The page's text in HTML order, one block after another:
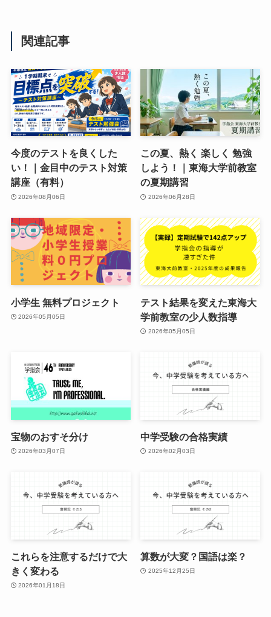
関連記事
今度のテストを良くした
い！｜金目中のテスト対策
講座（有料）
2026年08月06日
この夏、熱く 楽しく 勉強
しよう！｜東海大学前教室
の夏期講習
2026年06月28日
小学生 無料プロジェクト
2026年05月05日
テスト結果を変えた東海大
学前教室の少人数指導
2026年05月05日
宝物のおすそ分け
2026年03月07日
中学受験の合格実績
2026年02月03日
これらを注意するだけで大
きく変わる
2026年01月18日
算数が大変？国語は楽？
2025年12月25日